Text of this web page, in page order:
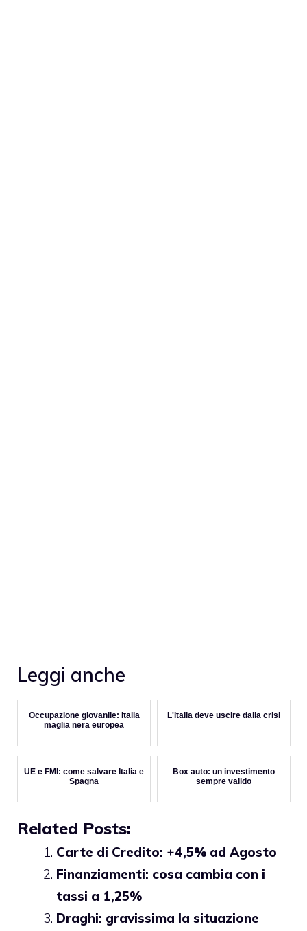
Leggi anche
Occupazione giovanile: Italia
maglia nera europea
L'italia deve uscire dalla crisi
UE e FMI: come salvare Italia e
Spagna
Box auto: un investimento
sempre valido
Related Posts:
Carte di Credito: +4,5% ad Agosto
Finanziamenti: cosa cambia con i
tassi a 1,25%
Draghi: gravissima la situazione